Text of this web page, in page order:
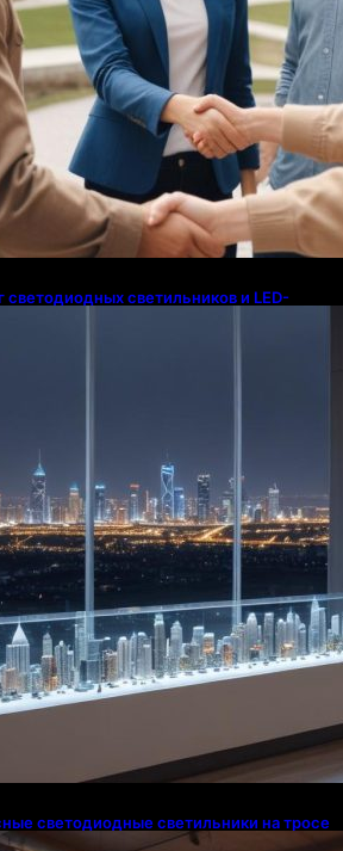
светодиодных светильников и LED-
светодиодные светильники на тросе